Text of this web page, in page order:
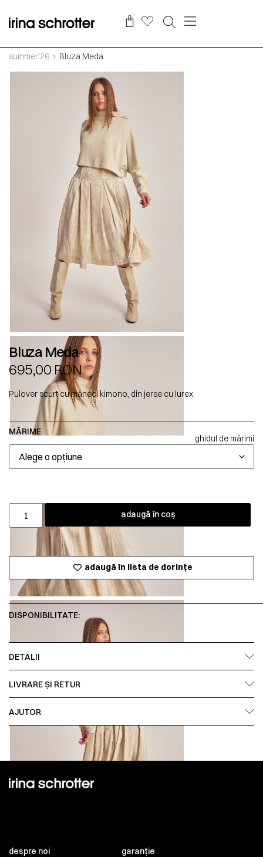
summer‘26 Bluza Meda
Bluza Meda
695,00 RON
Pulover scurt cu mâneci kimono, din jerse cu lurex.
MĂRIME
ghidul de mărimi
adaugă în coș
adaugă în lista de dorințe
DISPONIBILITATE:
DETALII
LIVRARE ȘI RETUR
AJUTOR
despre noi garanție